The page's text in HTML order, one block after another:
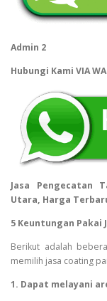
Admin 2
Hubungi Kami VIA
Jasa Pengecatan
Utara, Harga
5 Keuntungan Pakai
Berikut adalah
memilih jasa coating
1. Dapat melayani